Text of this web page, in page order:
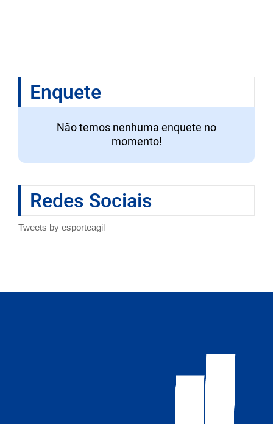
Enquete
Não temos nenhuma enquete no
momento!
Redes Sociais
Tweets by esporteagil